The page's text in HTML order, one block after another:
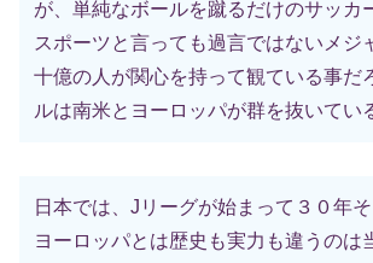
が、単純なボールを蹴るだけのサッカ
スポーツと言っても過言ではないメジ
十億の人が関心を持って観ている事だ
ルは南米とヨーロッパが群を抜いてい
日本では、Jリーグが始まって３０年
ヨーロッパとは歴史も実力も違うのは